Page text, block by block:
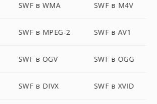
SWF в WMA SWF в M4V
SWF в MPEG-2 SWF в AV1
SWF в OGV SWF в OGG
SWF в DIVX SWF в XVID